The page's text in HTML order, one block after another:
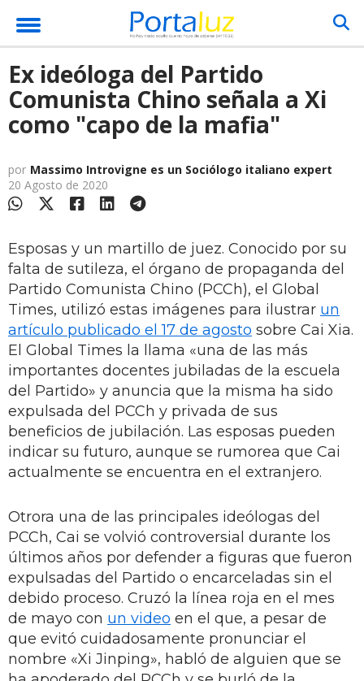
Ex ideóloga del Partido
Comunista Chino señala a Xi
como "capo de la mafia"
por Massimo Introvigne es un Sociólogo italiano expert
20 Agosto de 2020
Esposas y un martillo de juez. Conocido por su
falta de sutileza, el órgano de propaganda del
Partido Comunista Chino (PCCh), el Global
Times, utilizó estas imágenes para ilustrar un
artículo publicado el 17 de agosto sobre Cai Xia.
El Global Times la llama «una de las más
importantes docentes jubiladas de la escuela
del Partido» y anuncia que la misma ha sido
expulsada del PCCh y privada de sus
beneficios de jubilación. Las esposas pueden
indicar su futuro, aunque se rumorea que Cai
actualmente se encuentra en el extranjero.
Otrora una de las principales ideólogas del
PCCh, Cai se volvió controversial durante los
últimos años por defender a figuras que fueron
expulsadas del Partido o encarceladas sin el
debido proceso. Cruzó la línea roja en el mes
de mayo con un video en el que, a pesar de
que evitó cuidadosamente pronunciar el
nombre «Xi Jinping», habló de alguien que se